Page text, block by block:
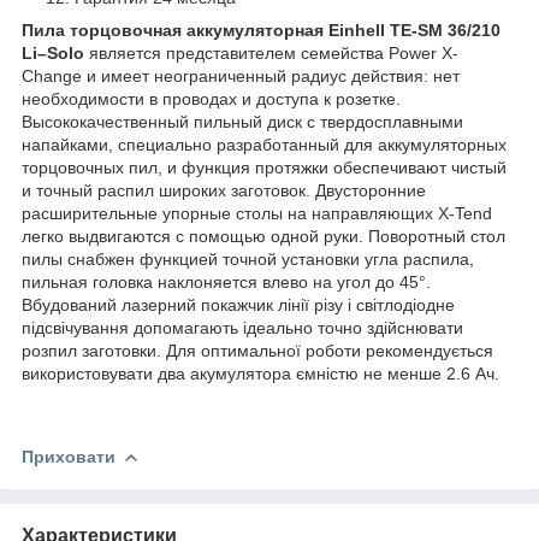
Пила торцовочная аккумуляторная Einhell TE-SM 36/210
Li–Solo является представителем семейства Power X-
Change и имеет неограниченный радиус действия: нет
необходимости в проводах и доступа к розетке.
Высококачественный пильный диск с твердосплавными
напайками, специально разработанный для аккумуляторных
торцовочных пил, и функция протяжки обеспечивают чистый
и точный распил широких заготовок. Двусторонние
расширительные упорные столы на направляющих X-Tend
легко выдвигаются с помощью одной руки. Поворотный стол
пилы снабжен функцией точной установки угла распила,
пильная головка наклоняется влево на угол до 45°.
Вбудований лазерний покажчик лінії різу і світлодіодне
підсвічування допомагають ідеально точно здійснювати
розпил заготовки. Для оптимальної роботи рекомендується
використовувати два акумулятора ємністю не менше 2.6 Ач.
Приховати
Характеристики